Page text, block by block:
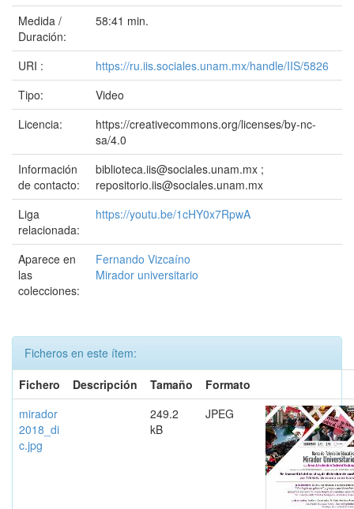
Medida /
Duración:
58:41 min.
URI :
https://ru.iis.sociales.unam.mx/handle/IIS/5826
Tipo:
Video
Licencia:
https://creativecommons.org/licenses/by-nc-
sa/4.0
Información
de contacto:
biblioteca.iis@sociales.unam.mx ;
repositorio.iis@sociales.unam.mx
Liga
relacionada:
https://youtu.be/1cHY0x7RpwA
Aparece en
las
colecciones:
Fernando Vizcaíno
Mirador universitario
Ficheros en este ítem:
Fichero
Descripción Tamaño
Formato
mirador
2018_di
c.jpg
249.2
kB
JPEG